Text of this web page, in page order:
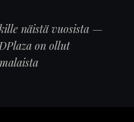
näistä vuosista —
on ollut